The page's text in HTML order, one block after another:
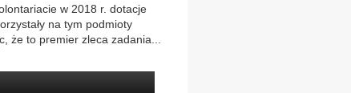
w 2018 r. dotacje
na tym podmioty
że to premier zleca zadania...